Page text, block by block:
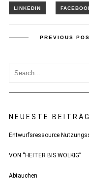
PREVIOUS
NEUESTE
Entwurfsressource
VON “HEITER BIS WOLKIG”
Abtauchen